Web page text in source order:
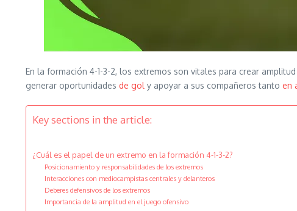
En la formación 4-1-3-2, los extremos son vitales para crear
generar oportunidades de gol y apoyar a sus compañeros tanto en
Key sections in the article:
¿Cuál es el papel de un extremo en la formación 4-1-3-2?
Posicionamiento y responsabilidades de los extremos
Interacciones con mediocampistas centrales y delanteros
Deberes defensivos de los extremos
Importancia de la amplitud en el juego ofensivo